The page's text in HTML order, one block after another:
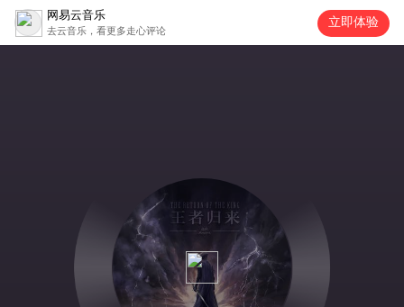
网易云音乐
去云音乐，看更多走心评论
立即体验